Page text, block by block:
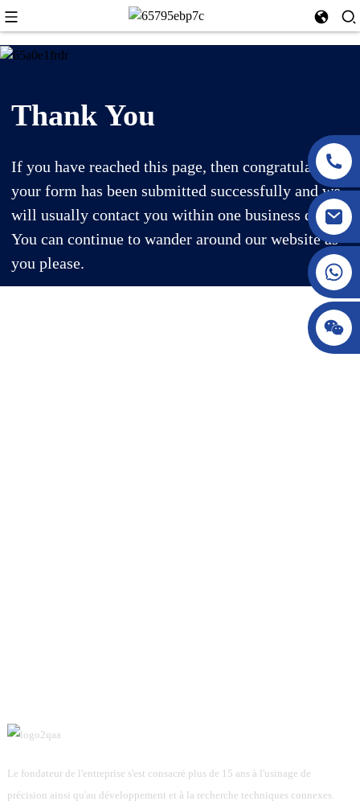
Thank You
If you have reached this page, then congratulations,
your form has been submitted successfully and we
will usually contact you within one business day.
You can continue to wander around our website as
you please.
Le fondateur de l'entreprise s'est consacré plus de 15 ans à l'usinage de
précision ainsi qu'au développement et à la recherche techniques connexes.